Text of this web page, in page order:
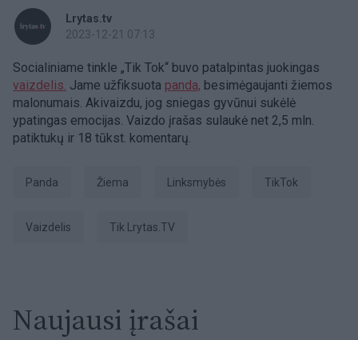
Lrytas.tv
2023-12-21 07:13
Socialiniame tinkle „Tik Tok“ buvo patalpintas juokingas
vaizdelis. Jame užfiksuota panda, besimėgaujanti žiemos
malonumais. Akivaizdu, jog sniegas gyvūnui sukėlė
ypatingas emocijas. Vaizdo įrašas sulaukė net 2,5 mln.
patiktukų ir 18 tūkst. komentarų.
panda Žiema linksmybės TikTok
vaizdelis tik Lrytas.TV
Naujausi įrašai